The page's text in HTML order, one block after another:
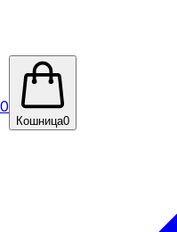
0
Кошница0